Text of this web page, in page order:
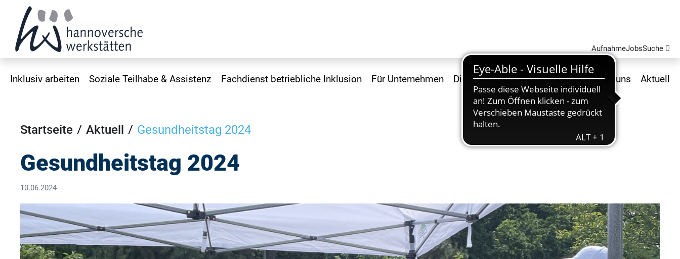
AufnahmeJobsSuche
Inklusiv arbeiten Soziale Teilhabe & Assistenz Fachdienst betriebliche Inklusion Für Unternehmen Dienstleistungen und Produkte Über uns Aktuell
Startseite Aktuell Gesundheitstag 2024
Gesundheitstag 2024
10.06.2024